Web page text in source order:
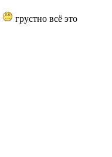
грустно всё это